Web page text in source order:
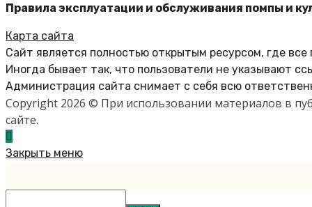
Правила эксплуатации и обслуживания помпы и
Карта сайта
Сайт является полностью открытым ресурсом, где
Иногда бывает так, что пользователи не указывают
Администрация сайта снимает с себя всю
Copyright 2026 © При использовании материалов в
сайте.
Закрыть меню